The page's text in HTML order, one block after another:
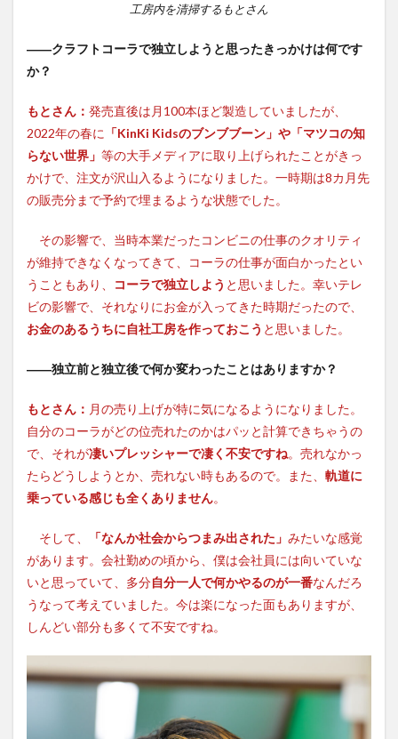
工房内を清掃するもとさん
――クラフトコーラで独立しようと思ったきっかけは何です
か？
もとさん： 発売直後は月100本ほど製造していましたが、
2022年の春に 「KinKi Kidsのブンブブーン」や「マツコの知
らない世界」 等の大手メディアに取り上げられたことがきっ
かけで、注文が沢山入るようになりました。一時期は8カ月先
の販売分まで予約で埋まるような状態でした。
その影響で、当時本業だったコンビニの仕事のクオリティ
が維持できなくなってきて、コーラの仕事が面白かったとい
うこともあり、
コーラで独立しよう と思いました。幸いテレ
ビの影響で、それなりにお金が入ってきた時期だったので、
お金のあるうちに自社工房を作っておこう と思いました。
――独立前と独立後で何か変わったことはありますか？
もとさん： 月の売り上げが特に気になるようになりました。
自分のコーラがどの位売れたのかはパッと計算できちゃうの
で、それが凄いプレッシャーで凄く不安ですね。売れなかっ
たらどうしようとか、売れない時もあるので。また、 軌道に
乗っている感じも全くありません。
そして、 「なんか社会からつまみ出された」 みたいな感覚
があります。会社勤めの頃から、僕は会社員には向いていな
いと思っていて、多分自分一人で何かやるのが一番なんだろ
うなって考えていました。今は楽になった面もありますが、
しんどい部分も多くて不安ですね。